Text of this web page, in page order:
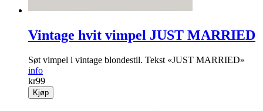
Vintage hvit vimpel JUST MARRIED
Søt vimpel i vintage blondestil. Tekst «JUST MARRIED»
info
kr99
Kjøp